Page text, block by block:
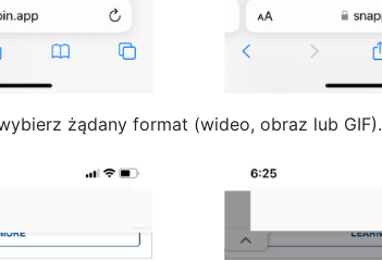
żądany format (wideo, obraz lub GIF).